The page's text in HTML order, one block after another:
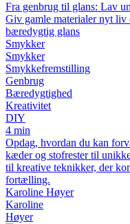
Fra genbrug til glans: Lav
Giv gamle materialer nyt liv
bæredygtig glans
Smykker
Smykker
Smykkefremstilling
Genbrug
Bæredygtighed
Kreativitet
DIY
4 min
Opdag, hvordan du kan
kæder og stofrester til
til kreative teknikker, der
fortælling.
Karoline Høyer
Karoline
Høyer